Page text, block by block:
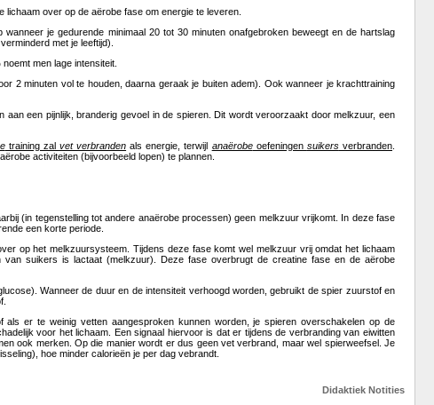
over op de aërobe fase om energie te leveren.
je gedurende minimaal 20 tot 30 minuten onafgebroken beweegt en de hartslag
met je leeftijd).
men lage intensiteit.
2 minuten vol te houden, daarna geraak je buiten adem). Ook wanneer je krachttraining
een pijnlijk, branderig gevoel in de spieren. Dit wordt veroorzaakt door melkzuur, een
training zal vet verbranden als energie, terwijl anaërobeoefeningen suikersverbranden
activiteiten (bijvoorbeeld lopen) te plannen.
(in tegenstelling tot andere anaërobe processen) geen melkzuur vrijkomt. In deze fase
een korte periode.
op het melkzuursysteem. Tijdens deze fase komt wel melkzuur vrij omdat het lichaam
suikers is lactaat (melkzuur). Deze fase overbrugt de creatine fase en de aërobe
Wanneer de duur en de intensiteit verhoogd worden, gebruikt de spier zuurstof en
als er te weinig vetten aangesproken kunnen worden, je spieren overschakelen op de
voor het lichaam. Een signaal hiervoor is dat er tijdens de verbranding van eiwitten
ook merken. Op die manier wordt er dus geen vet verbrand, maar wel spierweefsel. Je
hoe minder calorieën je per dag vebrandt.
Didaktiek Notities